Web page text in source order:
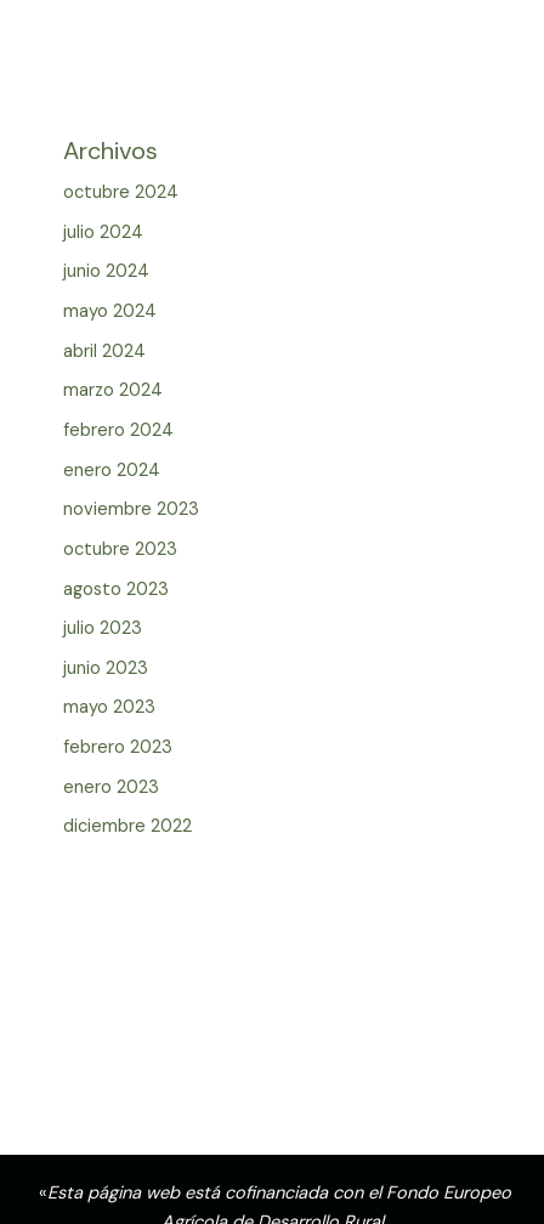
Archivos
octubre 2024
julio 2024
junio 2024
mayo 2024
abril 2024
marzo 2024
febrero 2024
enero 2024
noviembre 2023
octubre 2023
agosto 2023
julio 2023
junio 2023
mayo 2023
febrero 2023
enero 2023
diciembre 2022
«Esta página web está cofinanciada con el Fondo Europeo